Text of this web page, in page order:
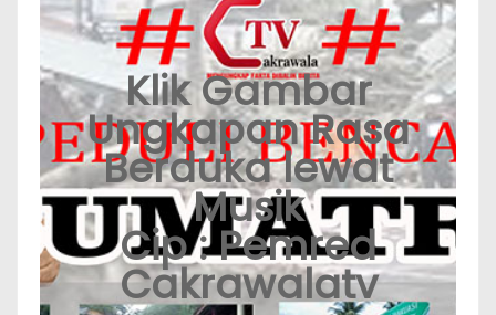
Klik Gambar
Ungkapan Rasa
Berduka lewat
Musik
Cip : Pemred
Cakrawalatv